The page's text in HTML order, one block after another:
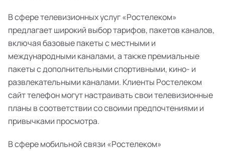
В сфере телевизионных услуг «Ростелеком»
предлагает широкий выбор тарифов, пакетов каналов,
включая базовые пакеты с местными и
международными каналами, а также премиальные
пакеты с дополнительными спортивными, кино- и
развлекательными каналами. Клиенты Ростелеком
сайт телефон могут настраивать свои телевизионные
планы в соответствии со своими предпочтениями и
привычками просмотра.
В сфере мобильной связи «Ростелеком»